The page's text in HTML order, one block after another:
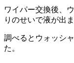
ワイパー交換後、
りのせいで液が出
調べるとウォッシ
た。